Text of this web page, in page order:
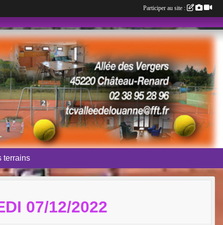
terrains
07/12/2022
Participer au site :